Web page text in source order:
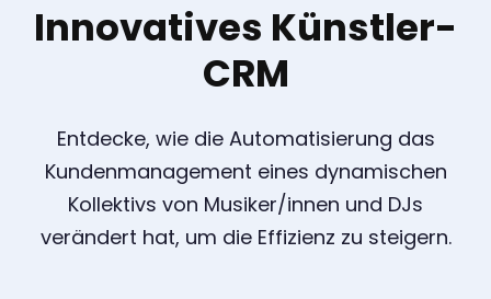
Innovatives Künstler-
CRM
Entdecke, wie die Automatisierung das
Kundenmanagement eines dynamischen
Kollektivs von Musiker/innen und DJs
verändert hat, um die Effizienz zu steigern.